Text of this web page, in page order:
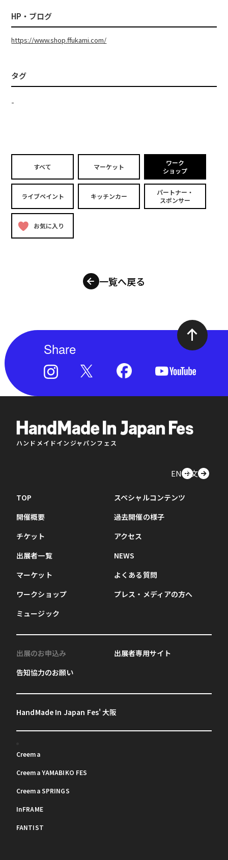
HP・ブログ
https://www.shop.ffukami.com/
タグ
-
すべて マーケット
ワーク
ショップ
ライブペイント キッチンカー
パートナー・
スポンサー
お気に入り
一覧へ戻る
Share
ハンドメイドインジャパンフェス
EN中文
TOP
開催概要
チケット
出展者一覧
マーケット
ワークショップ
ミュージック
スペシャルコンテンツ
過去開催の様子
アクセス
NEWS
よくある質問
プレス・メディアの方へ
出展のお申込み
告知協力のお願い
出展者専用サイト
HandMade In Japan Fes' 大阪
Creema
Creema YAMABIKO FES
Creema SPRINGS
InFRAME
FANTIST